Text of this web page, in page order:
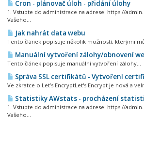
Cron - plánovač úloh - přidání úlohy
1. Vstupte do administrace na adrese: https://
Vašeho...
Jak nahrát data webu
Tento článek popisuje několik možností, kterými
Manuální vytvoření zálohy/obnovení
Tento článek popisuje manuální vytvoření zálohy...
Správa SSL certifikátů - Vytvoření
Ve zkratce o Let’s EncryptLet's Encrypt je nová a
Statistiky AWstats - procházení
1. Vstupte do administrace na adrese: https://
Vašeho...